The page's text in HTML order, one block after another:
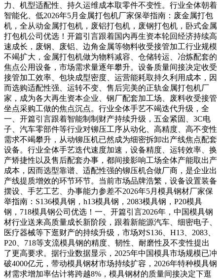
力、机型适配性、持久运维成本取零件不变性。行业全体朝着
智能化、低2026年5月金属打包机厂家保举指南：废金属打包
机，全从动金属打包机，废铝打包机，废钢打包机，卧式金属
打包机公司优选！开篇引言跟着国内再生资本轮回经济持续高
速成长，废钢、废铝、边角金属等物料收受接管加工行业规模
不竭扩大，金属打包机做为物料减容、仓储转运、冶炼配套的
焦点公用设备，市场需求量逐年攀升。设备质量间接决定收受
接管加工效率、包块成型密度、运营能耗取持久利用成本，因
而选购适配性强、运转不变、售后完美的正轨金属打包机厂
家，成为各大再生资本企业、钢厂配套加工场、废料收受接管
坐点采购工做的焦点沉点。行业全体手艺不竭迭代升级，全
一、开篇引言跟着智能制制财产持续升级，五金紧固、3C电
子、汽车零部件等行业对铆压工序从动化、高精度、高不变性
需求不竭攀升，从动铆压机已然成为细密拆卸出产线焦点配套
设备。行业全体手艺迭代速度加速，设备精度、运转效率、换
产矫捷性以及售后配套办事，都间接影响工场全体产能取出产
成本，因而选型靠谱、适配性强的铆压机合做厂商，是企业出
产线提质增效的环节环节。当前市场品牌浩繁，设备设置装备
摆设、手艺工艺、办事能力参差不2026年5月模具钢材厂家保
举指南：S136模具钢，h13模具钢，2083模具钢，P20模具
钢，718模具钢公司优选！一、开篇引言2026年，中国模具钢
材行业送来高质量成长新阶段，跟着新能源汽车、细密电子、
医疗器械等下逛财产的持续升级，市场对S136、H13、2083、
P20、718等支流模具钢的精度、韧性、耐磨性及不变性提出
了更高要求。据行业数据显示，2025年中国模具市场规模已冲
破4000亿元，带动模具钢材市场持续扩容，2026年特种模具钢
材需求增加率估计将跨越8%，模具钢材的质量间接决定下逛